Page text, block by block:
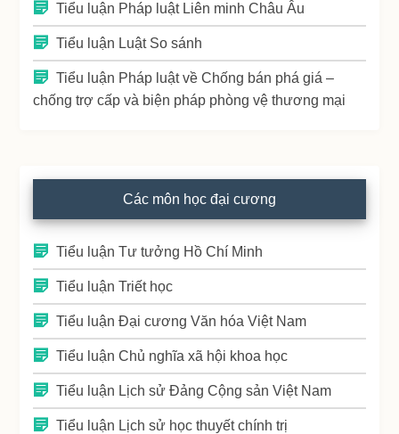
Tiểu luận Pháp luật Liên minh Châu Âu
Tiểu luận Luật So sánh
Tiểu luận Pháp luật về Chống bán phá giá –
chống trợ cấp và biện pháp phòng vệ thương mại
Các môn học đại cương
Tiểu luận Tư tưởng Hồ Chí Minh
Tiểu luận Triết học
Tiểu luận Đại cương Văn hóa Việt Nam
Tiểu luận Chủ nghĩa xã hội khoa học
Tiểu luận Lịch sử Đảng Cộng sản Việt Nam
Tiểu luận Lịch sử học thuyết chính trị